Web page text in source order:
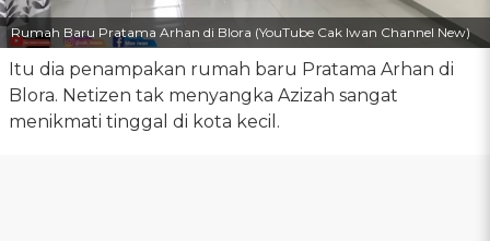
Rumah Baru Pratama Arhan di Blora (YouTube Cak Iwan Channel New)
Itu dia penampakan rumah baru Pratama Arhan di
Blora. Netizen tak menyangka Azizah sangat
menikmati tinggal di kota kecil.